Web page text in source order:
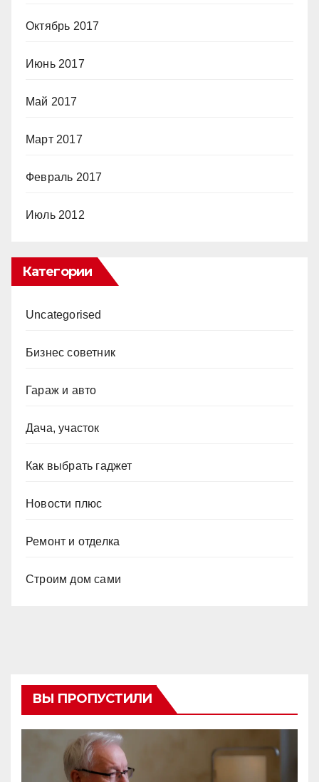
Октябрь 2017
Июнь 2017
Май 2017
Март 2017
Февраль 2017
Июль 2012
Категории
Uncategorised
Бизнес советник
Гараж и авто
Дача, участок
Как выбрать гаджет
Новости плюс
Ремонт и отделка
Строим дом сами
ВЫ ПРОПУСТИЛИ